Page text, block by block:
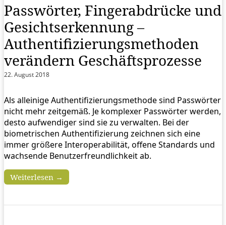
Passwörter, Fingerabdrücke und
Gesichtserkennung –
Authentifizierungsmethoden
verändern Geschäfts­prozesse
22. August 2018
Als alleinige Authentifizierungsmethode sind Passwörter
nicht mehr zeitgemäß. Je komplexer Passwörter werden,
desto aufwendiger sind sie zu verwalten. Bei der
biometrischen Authentifizierung zeichnen sich eine
immer größere Interoperabilität, offene Standards und
wachsende Benutzerfreundlichkeit ab.
Weiterlesen →